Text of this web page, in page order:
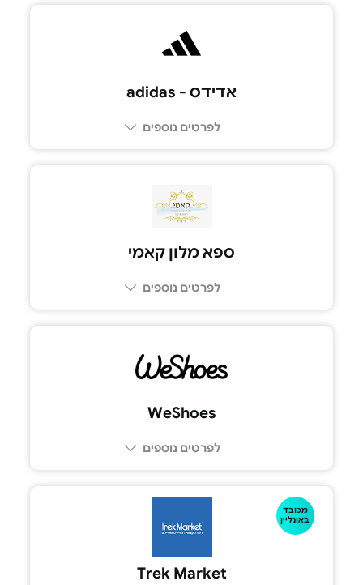
אדידס - adidas
לפרטים נוספים
ספא מלון קאמי
לפרטים נוספים
WeShoes
לפרטים נוספים
מכובד
באונליין
Trek Market